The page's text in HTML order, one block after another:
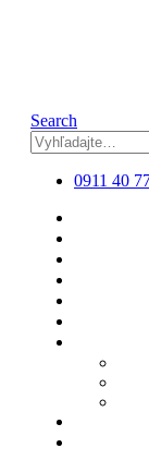
Search
0911 40